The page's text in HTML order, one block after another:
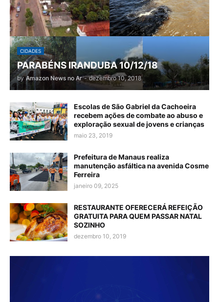
CIDADES
PARABÉNS IRANDUBA 10/12/18
by Amazon News no Ar - dezembro 10, 2018
Escolas de São Gabriel da Cachoeira
recebem ações de combate ao abuso e
exploração sexual de jovens e crianças
maio 23, 2019
Prefeitura de Manaus realiza
manutenção asfáltica na avenida Cosme
Ferreira
janeiro 09, 2025
RESTAURANTE OFERECERÁ REFEIÇÃO
GRATUITA PARA QUEM PASSAR NATAL
SOZINHO
dezembro 10, 2019